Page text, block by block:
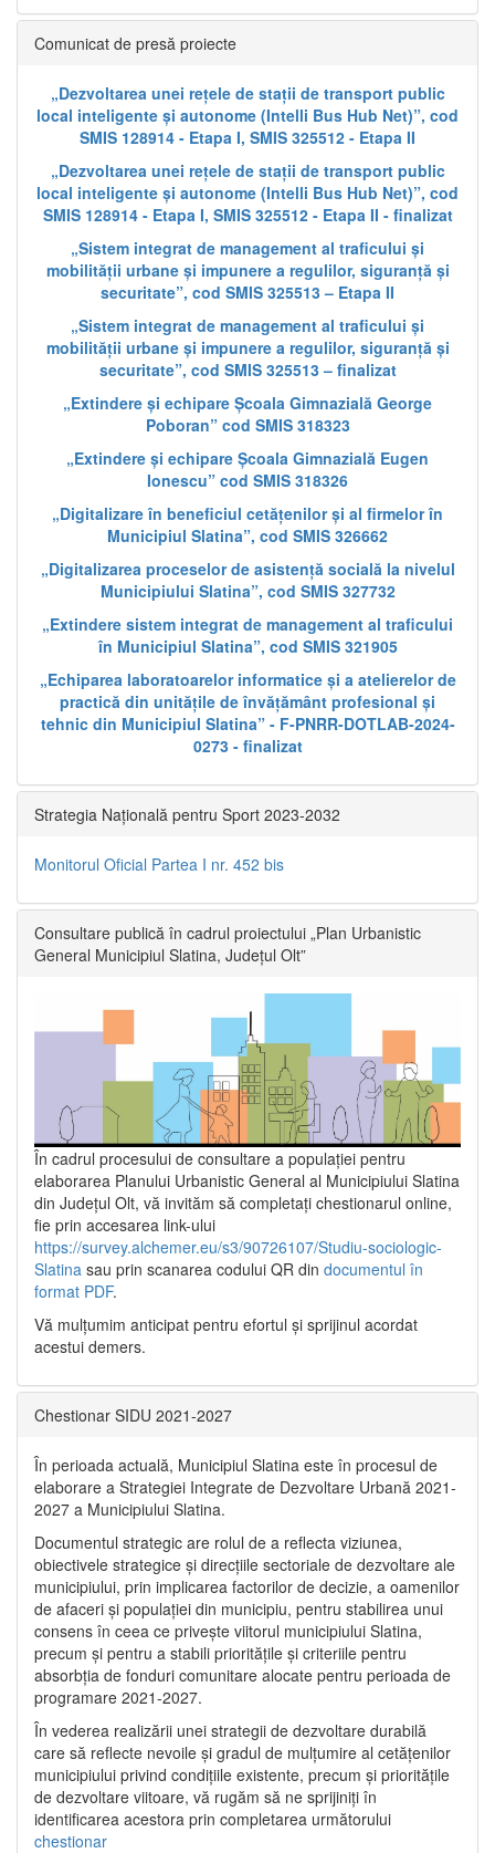
Comunicat de presă proiecte
„Dezvoltarea unei rețele de stații de transport public
local inteligente și autonome (Intelli Bus Hub Net)”, cod
SMIS 128914 - Etapa I, SMIS 325512 - Etapa II
„Dezvoltarea unei rețele de stații de transport public
local inteligente și autonome (Intelli Bus Hub Net)”, cod
SMIS 128914 - Etapa I, SMIS 325512 - Etapa II - finalizat
„Sistem integrat de management al traficului și
mobilității urbane și impunere a regulilor, siguranță și
securitate”, cod SMIS 325513 – Etapa II
„Sistem integrat de management al traficului și
mobilității urbane și impunere a regulilor, siguranță și
securitate”, cod SMIS 325513 – finalizat
„Extindere și echipare Școala Gimnazială George
Poboran” cod SMIS 318323
„Extindere și echipare Școala Gimnazială Eugen
Ionescu” cod SMIS 318326
„Digitalizare în beneficiul cetățenilor și al firmelor în
Municipiul Slatina”, cod SMIS 326662
„Digitalizarea proceselor de asistență socială la nivelul
Municipiului Slatina”, cod SMIS 327732
„Extindere sistem integrat de management al traficului
în Municipiul Slatina”, cod SMIS 321905
„Echiparea laboratoarelor informatice și a atelierelor de
practică din unitățile de învățământ profesional și
tehnic din Municipiul Slatina” - F-PNRR-DOTLAB-2024-
0273 - finalizat
Strategia Națională pentru Sport 2023-2032
Monitorul Oficial Partea I nr. 452 bis
Consultare publică în cadrul proiectului „Plan Urbanistic
General Municipiul Slatina, Județul Olt”
În cadrul procesului de consultare a populaţiei pentru
elaborarea Planului Urbanistic General al Municipiului Slatina
din Județul Olt, vă invităm să completați chestionarul online,
fie prin accesarea link-ului
https://survey.alchemer.eu/s3/90726107/Studiu-sociologic-
Slatina sau prin scanarea codului QR din documentul în
format PDF.
Vă mulţumim anticipat pentru efortul şi sprijinul acordat
acestui demers.
Chestionar SIDU 2021-2027
În perioada actuală, Municipiul Slatina este în procesul de
elaborare a Strategiei Integrate de Dezvoltare Urbană 2021‐
2027 a Municipiului Slatina.
Documentul strategic are rolul de a reflecta viziunea,
obiectivele strategice și direcțiile sectoriale de dezvoltare ale
municipiului, prin implicarea factorilor de decizie, a oamenilor
de afaceri și populației din municipiu, pentru stabilirea unui
consens în ceea ce privește viitorul municipiului Slatina,
precum și pentru a stabili prioritățile și criteriile pentru
absorbția de fonduri comunitare alocate pentru perioada de
programare 2021-2027.
În vederea realizării unei strategii de dezvoltare durabilă
care să reflecte nevoile și gradul de mulțumire al cetățenilor
municipiului privind condițiile existente, precum și prioritățile
de dezvoltare viitoare, vă rugăm să ne sprijiniți în
identificarea acestora prin completarea următorului
chestionar